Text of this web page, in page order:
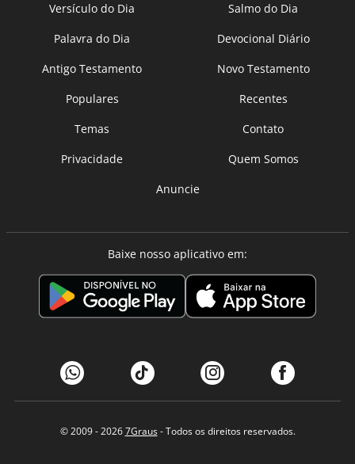
Versículo do Dia
Salmo do Dia
Palavra do Dia
Devocional Diário
Antigo Testamento
Novo Testamento
Populares
Recentes
Temas
Contato
Privacidade
Quem Somos
Anuncie
Baixe nosso aplicativo em:
© 2009 - 20267Graus- Todos os direitos reservados.